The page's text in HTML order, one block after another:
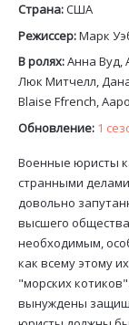
Страна:США
Режиссер:Марк
В ролях:Анна Вуд,
Люк Митчелл,
Blaise Ffrench,
Обновление: 1
Военные юристы
странными
довольно
высшего
необходимым,
как всему этому
"морских
вынуждены